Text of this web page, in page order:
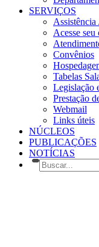
SERVIÇOS
Assistência
Acesse seu
Convênios
Tabelas
Legislação
Prestação
Webmail
Links úteis
NÚCLEOS
PUBLICAÇÕES
NOTÍCIAS